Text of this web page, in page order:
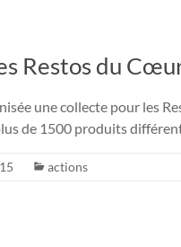
Restos du
une collecte pour les
de 1500 produits
actions